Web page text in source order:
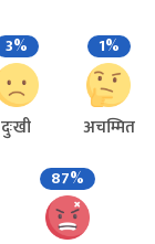
3%
दुःखी
1%
अचम्मित
87%